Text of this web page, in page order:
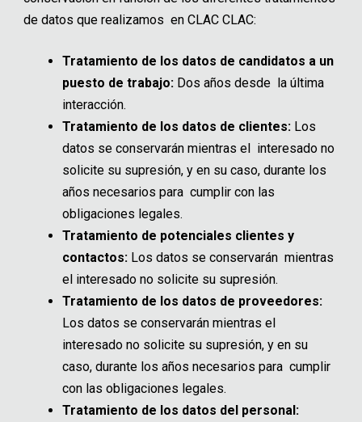
de datos que realizamos en CLAC CLAC:
Tratamiento de los datos de candidatos a un
puesto de trabajo: Dos años desde la última
interacción.
Tratamiento de los datos de clientes: Los
datos se conservarán mientras el interesado no
solicite su supresión, y en su caso, durante los
años necesarios para cumplir con las
obligaciones legales.
Tratamiento de potenciales clientes y
contactos: Los datos se conservarán mientras
el interesado no solicite su supresión.
Tratamiento de los datos de proveedores:
Los datos se conservarán mientras el
interesado no solicite su supresión, y en su
caso, durante los años necesarios para cumplir
con las obligaciones legales.
Tratamiento de los datos del personal: